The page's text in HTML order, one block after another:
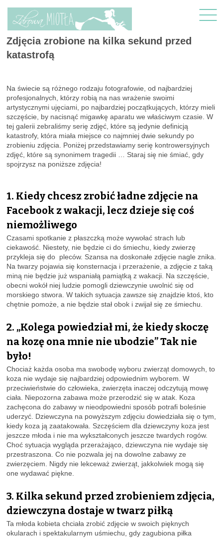
Zdjęcia zrobione na kilka sekund przed
katastrofą
Na świecie są różnego rodzaju fotografowie, od najbardziej
profesjonalnych, którzy robią na nas wrażenie swoimi
artystycznymi ujęciami, po najbardziej początkujących, którzy mieli
szczęście, by nacisnąć migawkę aparatu we właściwym czasie. W
tej galerii zebraliśmy serię zdjęć, które są jedynie definicją
katastrofy, która miała miejsce co najmniej dwie sekundy po
zrobieniu zdjęcia. Poniżej przedstawiamy serię kontrowersyjnych
zdjęć, które są synonimem tragedii … Staraj się nie śmiać, gdy
spojrzysz na poniższe zdjęcia!
1. Kiedy chcesz zrobić ładne zdjęcie na
Facebook z wakacji, lecz dzieje się coś
niemożliwego
Czasami spotkanie z płaszczką może wywołać strach lub
ciekawość. Niestety, nie będzie ci do śmiechu, kiedy zwierzę
przykleja się do pleców. Szansa na doskonałe zdjęcie nagle znika.
Na twarzy pojawia się konsternacja i przerażenie, a zdjęcie z taką
miną nie będzie już wspaniałą pamiątką z wakacji. Na szczęście,
obecni wokół niej ludzie pomogli dziewczynie uwolnić się od
morskiego stwora. W takich sytuacja zawsze się znajdzie ktoś, kto
chętnie pomoże, a nie będzie stał obok i zwijał się ze śmiechu.
2. „Kolega powiedział mi, że kiedy skoczę
na kozę ona mnie nie ubodzie” Tak nie
było!
Chociaż każda osoba ma swobodę wyboru zwierząt domowych, to
koza nie wydaje się najbardziej odpowiednim wyborem. W
przeciwieństwie do człowieka, zwierzęta inaczej odczytują mowę
ciała. Niepozorna zabawa może przerodzić się w atak. Koza
zachęcona do zabawy w nieodpowiedni sposób potrafi boleśnie
uderzyć. Dziewczyna na powyższym zdjęciu dowiedziała się o tym,
kiedy koza ją zaatakowała. Szczęściem dla dziewczyny koza jest
jeszcze młoda i nie ma wykształconych jeszcze twardych rogów.
Choć sytuacja wygląda przerażająco, dziewczyna nie wydaje się
przestraszona. Co nie pozwala jej na dowolne zabawy ze
zwierzęciem. Nigdy nie lekceważ zwierząt, jakkolwiek mogą się
one wydawać piękne.
3. Kilka sekund przed zrobieniem zdjęcia,
dziewczyna dostaje w twarz piłką
Ta młoda kobieta chciała zrobić zdjęcie w swoich pięknych
okularach i spektakularnym uśmiechu, gdy zagubiona piłka